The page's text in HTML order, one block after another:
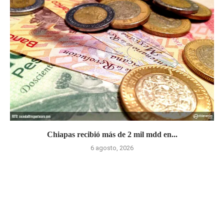
Chiapas recibió más de 2 mil mdd en...
6 agosto, 2026